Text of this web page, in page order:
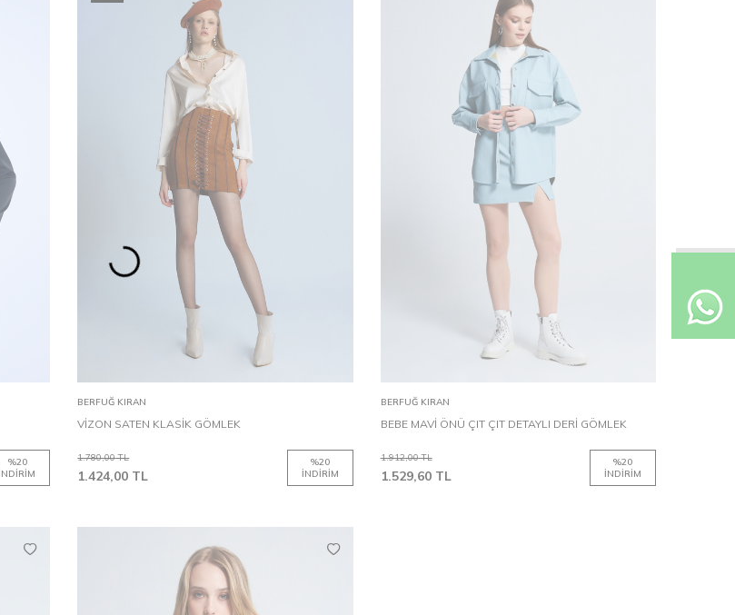
%20
İNDIRIM
S
Sepete Ekle
BERFUĞ KIRAN
VİZON SATEN KLASİK GÖMLEK
1.780,00TL
1.424,00 TL
%20
İNDIRIM
M
Sepete Ekle
BERFUĞ KIRAN
BEBE MAVİ ÖNÜ ÇIT ÇIT DETAYLI DERİ GÖMLEK
1.912,00TL
1.529,60TL
%20
İNDIRIM